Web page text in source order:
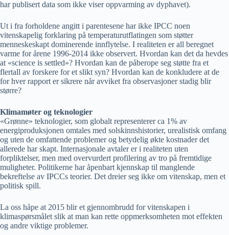
har publisert data som ikke viser oppvarming av dyphavet).
Ut i fra forholdene angitt i parentesene har ikke IPCC noen
vitenskapelig forklaring på temperaturutflatingen som støtter
menneskeskapt dominerende innflytelse. I realiteten er all beregnet
varme for årene 1996-2014 ikke observert. Hvordan kan det da hevdes
at «science is settled»? Hvordan kan de påberope seg støtte fra et
flertall av forskere for et slikt syn? Hvordan kan de konkludere at de
for hver rapport er sikrere når avviket fra observasjoner stadig blir
større?
Klimamøter og teknologier
«Grønne» teknologier, som globalt representerer ca 1% av
energiproduksjonen omtales med solskinnshistorier, urealistisk omfang
og uten de omfattende problemer og betydelig økte kostnader det
allerede har skapt. Internasjonale avtaler er i realiteten uten
forpliktelser, men med overvurdert profilering av tro på fremtidige
muligheter. Politikerne har åpenbart kjennskap til manglende
bekreftelse av IPCCs teorier. Det dreier seg ikke om vitenskap, men et
politisk spill.
La oss håpe at 2015 blir et gjennombrudd for vitenskapen i
klimaspørsmålet slik at man kan rette oppmerksomheten mot effekten
og andre viktige problemer.